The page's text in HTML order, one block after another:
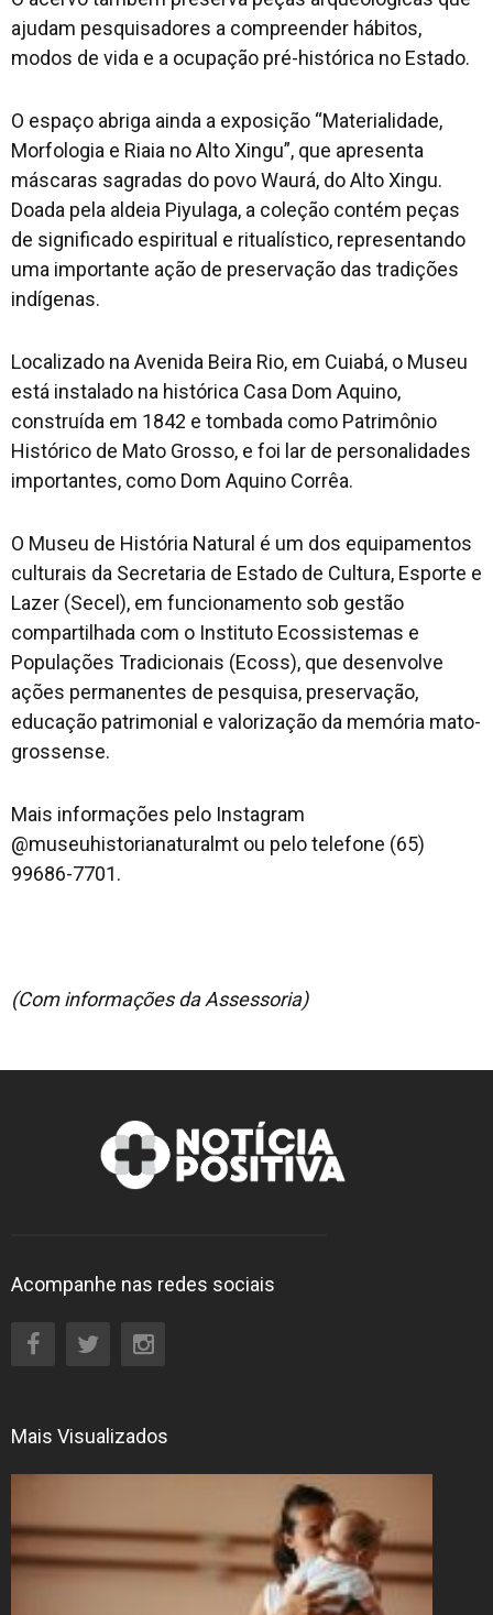
ajudam pesquisadores a compreender hábitos,
modos de vida e a ocupação pré-histórica no Estado.
O espaço abriga ainda a exposição “Materialidade,
Morfologia e Riaia no Alto Xingu”, que apresenta
máscaras sagradas do povo Waurá, do Alto Xingu.
Doada pela aldeia Piyulaga, a coleção contém peças
de significado espiritual e ritualístico, representando
uma importante ação de preservação das tradições
indígenas.
Localizado na Avenida Beira Rio, em Cuiabá, o Museu
está instalado na histórica Casa Dom Aquino,
construída em 1842 e tombada como Patrimônio
Histórico de Mato Grosso, e foi lar de personalidades
importantes, como Dom Aquino Corrêa.
O Museu de História Natural é um dos equipamentos
culturais da Secretaria de Estado de Cultura, Esporte e
Lazer (Secel), em funcionamento sob gestão
compartilhada com o Instituto Ecossistemas e
Populações Tradicionais (Ecoss), que desenvolve
ações permanentes de pesquisa, preservação,
educação patrimonial e valorização da memória mato-
grossense.
Mais informações pelo Instagram
@museuhistorianaturalmt ou pelo telefone (65)
99686-7701.
(Com informações da Assessoria)
Acompanhe nas redes sociais
Mais Visualizados